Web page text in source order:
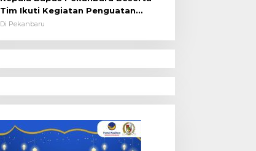
Tim Ikuti Kegiatan Penguatan
Tugas dan Fungsi serta Paparan
Di Pekanbaru